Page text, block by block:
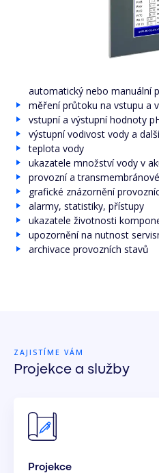
automatický nebo manuální
měření průtoku na vstupu a
vstupní a výstupní hodnoty
výstupní vodivost vody a
teplota vody
ukazatele množství vody v
provozní a
grafické znázornění
alarmy, statistiky, přístupy
ukazatele životnosti
upozornění na nutnost
archivace provozních stavů
ZAJISTÍME VÁM
Projekce a služby
Projekce